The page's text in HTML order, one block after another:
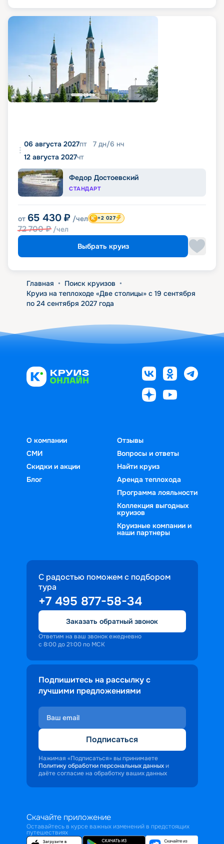
06 августа 2027пт 7 дн/6 нч
12 августа 2027чт
Федор Достоевский
СТАНДАРТ
от 65 430 ₽ /чел
72 700₽ /чел
+2 027
Выбрать круиз
Главная • Поиск круизов •
Круиз на теплоходе «Две столицы» с 19 сентября
по 24 сентября 2027 года
О компании
СМИ
Скидки и акции
Блог
Отзывы
Вопросы и ответы
Найти круиз
Аренда теплохода
Программа лояльности
Коллекция выгодных
круизов
Круизные компании и
наши партнеры
С радостью поможем с подбором
тура
+7 495 877-58-34
Заказать обратный звонок
Ответим на ваш звонок ежедневно
с 8:00 до 21:00 по МСК
Подпишитесь на рассылку с
лучшими предложениями
Подписаться
Нажимая «Подписаться» вы принимаете
Политику обработки персональных данных и
даёте согласие на обработку ваших данных
Скачайте приложение
Оставайтесь в курсе важных изменений в предстоящих
путешествиях